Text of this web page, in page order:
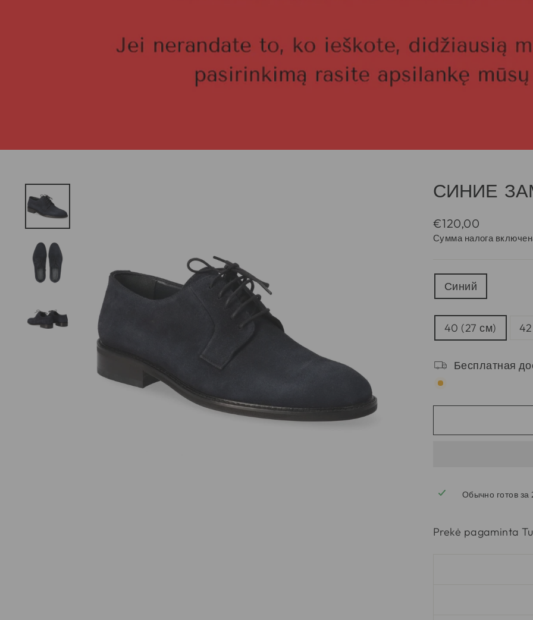
СИНИЕ
Regular
price
€120,00
Сумма налога
Синий
РАЗМЕРЫ
40 (27 см)
Бесплатная
Обычно готов за
Prekė pagaminta